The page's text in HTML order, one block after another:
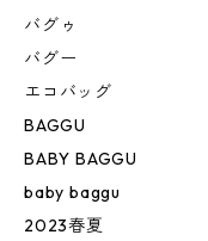
バグゥ
バグー
エコバッグ
BAGGU
BABY BAGGU
baby baggu
2023春夏